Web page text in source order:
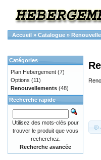
Accueil » Catalogue »
Catégories
Plan Hebergement (7)
Options (11)
Renouvellements (48)
Recherche rapide
Utilisez des mots-clés pour
trouver le produit que vous
recherchez.
Recherche avancée